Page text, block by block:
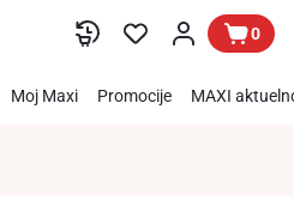
0
Moj Maxi Promocije MAXI